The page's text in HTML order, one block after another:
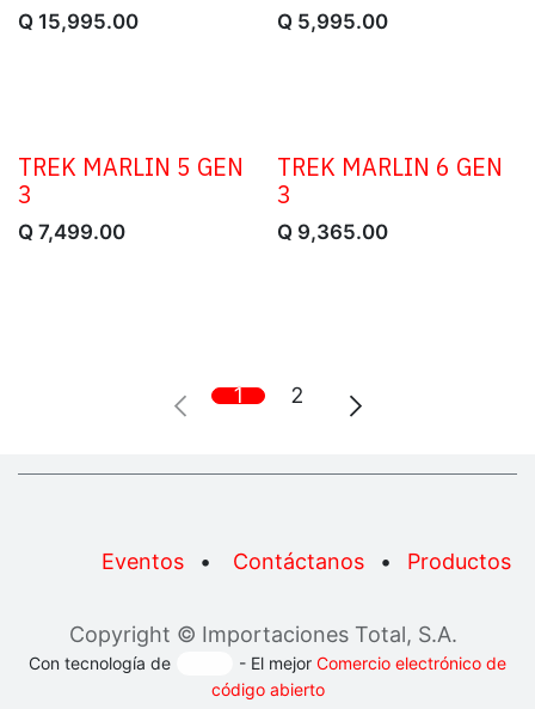
Q 15,995.00 Q 5,995.00
TREK MARLIN 5 GEN
3
Q 7,499.00
TREK MARLIN 6 GEN
3
Q 9,365.00
1 2
Eventos • Contáctanos • Productos
Copyright © Importaciones Total, S.A.
Con tecnología de - El mejor Comercio electrónico de
código abierto